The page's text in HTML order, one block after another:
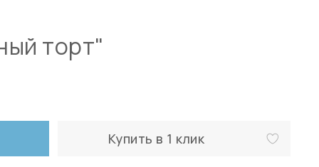
торт"
Купить в 1 клик